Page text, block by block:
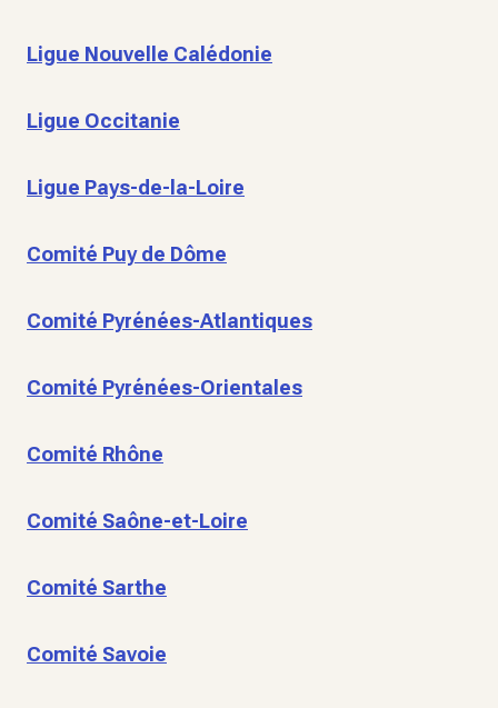
Ligue Nouvelle Calédonie
Ligue Occitanie
Ligue Pays-de-la-Loire
Comité Puy de Dôme
Comité Pyrénées-Atlantiques
Comité Pyrénées-Orientales
Comité Rhône
Comité Saône-et-Loire
Comité Sarthe
Comité Savoie